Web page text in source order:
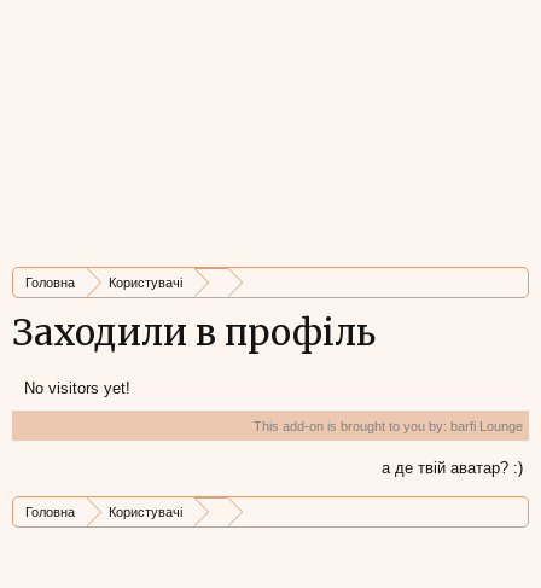
Головна Користувачі
Заходили в профіль
No visitors yet!
This add-on is brought to you by: barfi Lounge
а де твій аватар? :)
Головна Користувачі